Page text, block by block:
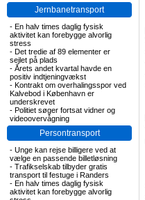
Jernbanetransport
- En halv times daglig fysisk
aktivitet kan forebygge alvorlig
stress
- Det tredie af 89 elementer er
sejlet på plads
- Årets andet kvartal havde en
positiv indtjeningvækst
- Kontrakt om overhalingsspor ved
Kalvebod i København er
underskrevet
- Politiet søger fortsat vidner og
videoovervågning
Persontransport
- Unge kan rejse billigere ved at
vælge en passende billetløsning
- Trafikselskab tilbyder gratis
transport til festuge i Randers
- En halv times daglig fysisk
aktivitet kan forebygge alvorlig